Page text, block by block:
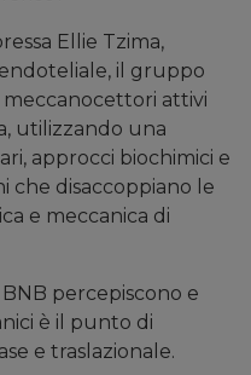
Ellie Tzima,
il gruppo
attivi
utilizzando una
approcci biochimici e
che disaccoppiano le
e meccanica di
percepiscono e
è il punto di
e traslazionale.